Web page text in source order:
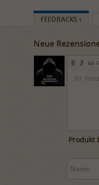
FEEDBACKS 1
Neue
Produkt